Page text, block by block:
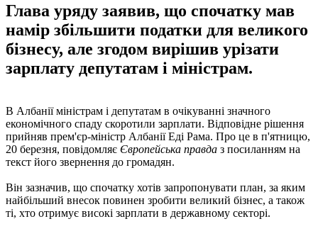
Глава уряду заявив, що спочатку мав
намір збільшити податки для великого
бізнесу, але згодом вирішив урізати
зарплату депутатам і міністрам.
В Албанії міністрам і депутатам в очікуванні значного
економічного спаду скоротили зарплати. Відповідне рішення
прийняв прем'єр-міністр Албанії Еді Рама. Про це в п'ятницю,
20 березня, повідомляє Європейська правда з посиланням на
текст його звернення до громадян.
Він зазначив, що спочатку хотів запропонувати план, за яким
найбільший внесок повинен зробити великий бізнес, а також
ті, хто отримує високі зарплати в державному секторі.